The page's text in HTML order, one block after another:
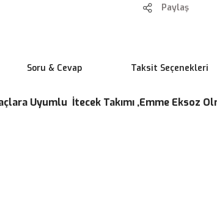
Paylaş
Soru & Cevap Taksit Seçenekleri
Uyumlu İtecek Takımı ,Emme Eksoz